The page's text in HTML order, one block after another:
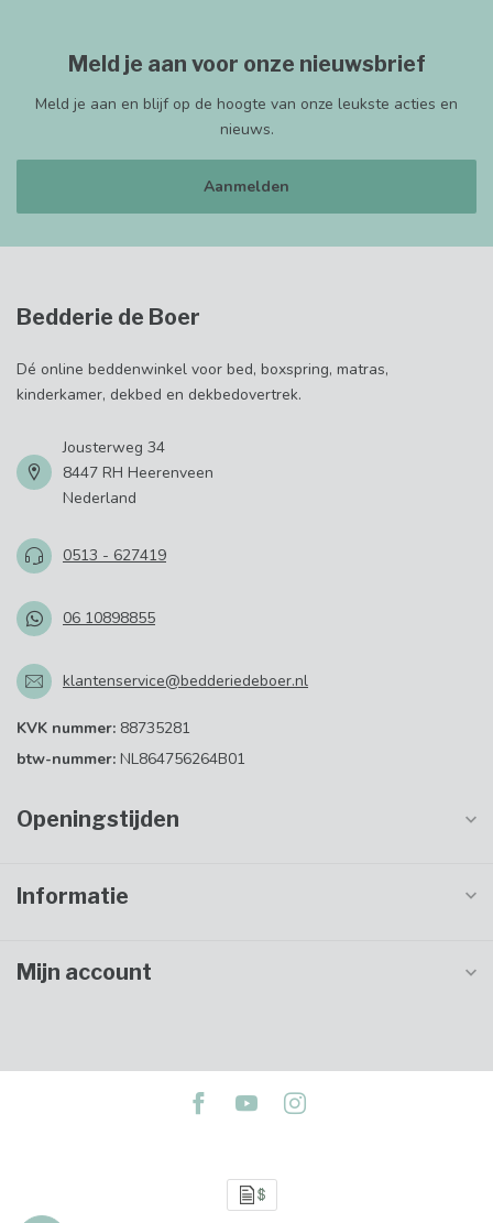
Meld je aan voor onze nieuwsbrief
Meld je aan en blijf op de hoogte van onze leukste acties en
nieuws.
Aanmelden
Bedderie de Boer
Dé online beddenwinkel voor bed, boxspring, matras,
kinderkamer, dekbed en dekbedovertrek.
Jousterweg 34
8447 RH Heerenveen
Nederland
0513 - 627419
06 10898855
klantenservice@bedderiedeboer.nl
KVK nummer: 88735281
btw-nummer: NL864756264B01
Openingstijden
Informatie
Mijn account